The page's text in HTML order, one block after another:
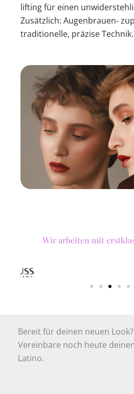
lifting für einen
Zusätzlich: Augenbrauen-
traditionelle, präzise Technik.
Wir arbeiten mit
Bereit für deinen neuen Look?
Vereinbare noch heute
Latino.